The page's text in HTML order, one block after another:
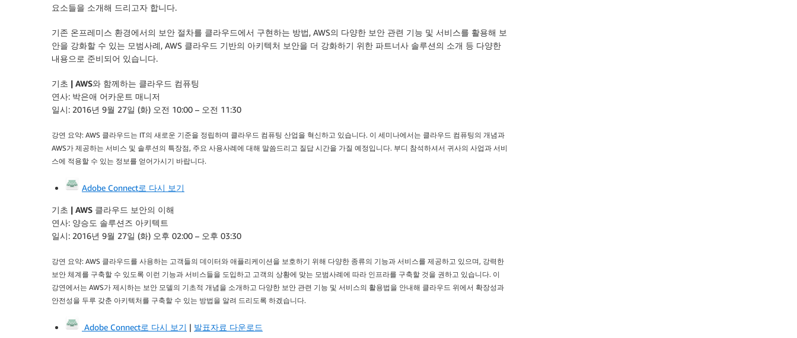
요소들을 소개해 드리고자 합니다.
기존 온프레미스 환경에서의 보안 절차를 클라우드에서 구현하는 방법, AWS의 다양한 보안 관련 기능 및 서비스를 활용해 보
안을 강화할 수 있는 모범사례, AWS 클라우드 기반의 아키텍처 보안을 더 강화하기 위한 파트너사 솔루션의 소개 등 다양한
내용으로 준비되어 있습니다.
기초 | AWS와 함께하는 클라우드 컴퓨팅
연사: 박은애 어카운트 매니저
일시: 2016년 9월 27일 (화) 오전 10:00 – 오전 11:30
강연 요약: AWS 클라우드는 IT의 새로운 기준을 정립하며 클라우드 컴퓨팅 산업을 혁신하고 있습니다. 이 세미나에서는 클라우드 컴퓨팅의 개념과
AWS가 제공하는 서비스 및 솔루션의 특장점, 주요 사용사례에 대해 말씀드리고 질답 시간을 가질 예정입니다. 부디 참석하셔서 귀사의 사업과 서비
스에 적용할 수 있는 정보를 얻어가시기 바랍니다.
Adobe Connect로 다시 보기
기초 | AWS 클라우드 보안의 이해
연사: 양승도 솔루션즈 아키텍트
일시: 2016년 9월 27일 (화) 오후 02:00 – 오후 03:30
강연 요약: AWS 클라우드를 사용하는 고객들의 데이터와 애플리케이션을 보호하기 위해 다양한 종류의 기능과 서비스를 제공하고 있으며, 강력한
보안 체계를 구축할 수 있도록 이런 기능과 서비스들을 도입하고 고객의 상황에 맞는 모범사례에 따라 인프라를 구축할 것을 권하고 있습니다. 이
강연에서는 AWS가 제시하는 보안 모델의 기초적 개념을 소개하고 다양한 보안 관련 기능 및 서비스의 활용법을 안내해 클라우드 위에서 확장성과
안전성을 두루 갖춘 아키텍처를 구축할 수 있는 방법을 알려 드리도록 하겠습니다.
Adobe Connect로 다시 보기 | 발표자료 다운로드